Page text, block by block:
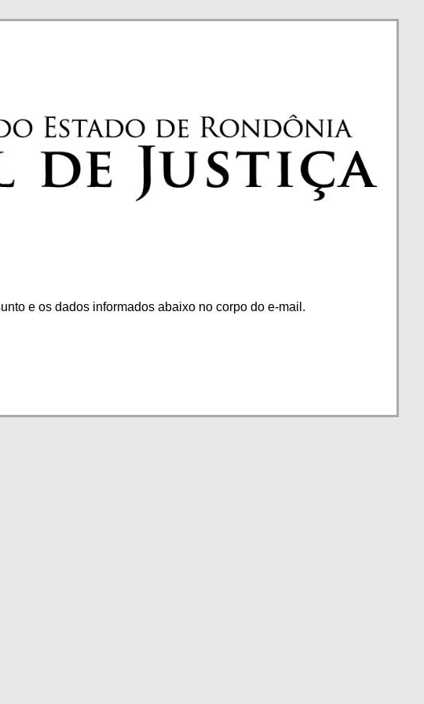
e os dados informados abaixo no corpo do e-mail.